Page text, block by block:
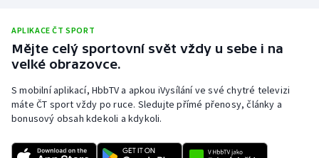
APLIKACE ČT SPORT
Mějte celý sportovní svět vždy u sebe i na
velké obrazovce.
S mobilní aplikací, HbbTV a apkou iVysílání ve své chytré televizi
máte ČT sport vždy po ruce. Sledujte přímé přenosy, články a
bonusový obsah kdekoli a kdykoli.